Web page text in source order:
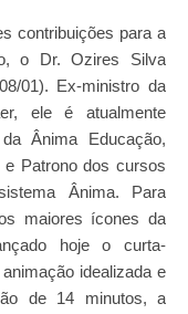
o Dr. Ozires Silva
01). Ex-ministro da
ele é atualmente
Ânima Educação,
Patrono dos cursos
Ânima. Para
maiores ícones da
hoje o curta-
idealizada e
de 14 minutos, a